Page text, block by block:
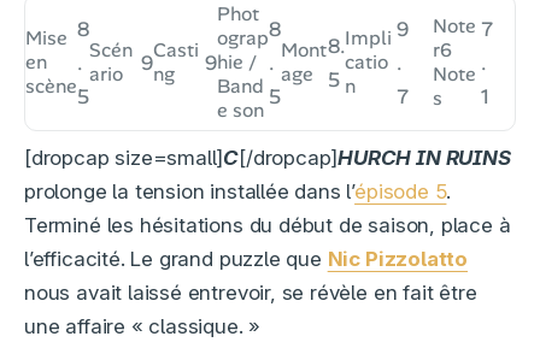
Mise
en
scène
8
.
5
Scén
ario
9Casti
ng
9
Phot
ograp
hie /
Band
e son
8
.
5
Mont
age
8.
5
Impli
catio
n
9
.
7
Note
r6
Note
s
7
.
1
[dropcap size=small] C[/dropcap]HURCH IN RUINS
prolonge la tension installée dans l’épisode 5.
Terminé les hésitations du début de saison, place à
l’efficacité. Le grand puzzle que Nic Pizzolatto
nous avait laissé entrevoir, se révèle en fait être
une affaire « classique. »